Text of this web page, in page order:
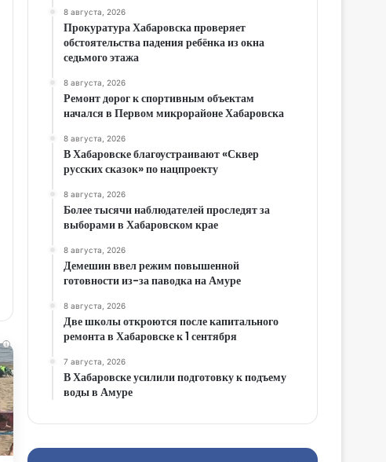
i
8 августа, 2026
Прокуратура Хабаровска проверяет
обстоятельства падения ребёнка из окна
седьмого этажа
8 августа, 2026
Ремонт дорог к спортивным объектам
начался в Первом микрорайоне Хабаровска
8 августа, 2026
В Хабаровске благоустраивают «Сквер
русских сказок» по нацпроекту
8 августа, 2026
Более тысячи наблюдателей проследят за
выборами в Хабаровском крае
8 августа, 2026
Демешин ввел режим повышенной
готовности из-за паводка на Амуре
8 августа, 2026
Две школы откроются после капитального
ремонта в Хабаровске к 1 сентября
7 августа, 2026
В Хабаровске усилили подготовку к подъему
воды в Амуре